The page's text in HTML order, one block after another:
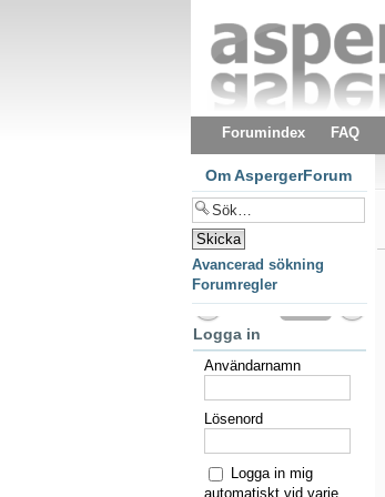
Forumindex FAQ
Om AspergerForum
Avancerad sökning
Forumregler
Logga in
Användarnamn
Lösenord
Logga in mig
automatiskt vid varje